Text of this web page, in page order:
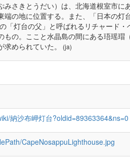
みさきとうだい）は、北海道根室市
端の地に位置する。また、「日本の
「灯台の父」と呼ばれるリチャード
もの。ここと水晶島の間にある珸瑶
められていた。
(ja)
納沙布岬灯台?oldid=89363364&ns=0
CapeNosappuLighthouse.jpg